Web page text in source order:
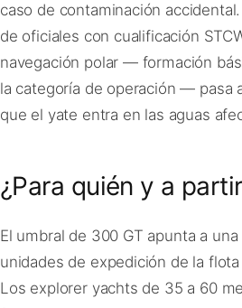
caso de contaminación
de oficiales con cualificación
navegación polar — formación
la categoría de operación — pasa
que el yate entra en las aguas
¿Para quién y a
El umbral de 300 GT apunta a
unidades de expedición de la
Los explorer yachts de 35 a 60